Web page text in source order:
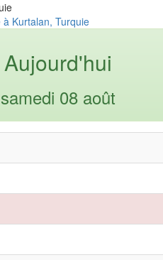
Kurtalan, Turquie
Aujourd'hui
samedi 08 août